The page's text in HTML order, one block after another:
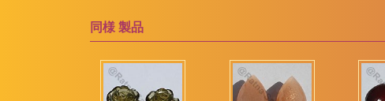
ハニークォーツ
バラ石英
ピーチムーンストーン
ビールクォーツ
ポリゴンダイヤモンド
カット
マーキスカット
ムーンフラワーカット
同様 製品